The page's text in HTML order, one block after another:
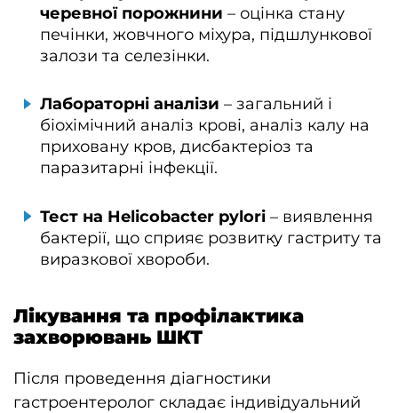
черевної порожнини – оцінка стану
печінки, жовчного міхура, підшлункової
залози та селезінки.
Лабораторні аналізи – загальний і
біохімічний аналіз крові, аналіз калу на
приховану кров, дисбактеріоз та
паразитарні інфекції.
Тест на Helicobacter pylori – виявлення
бактерії, що сприяє розвитку гастриту та
виразкової хвороби.
Лікування та профілактика
захворювань ШКТ
Після проведення діагностики
гастроентеролог складає індивідуальний